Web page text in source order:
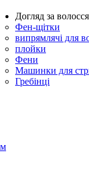
Догляд за
Фен-щітки
випрямлячі для
плойки
Фени
Машинки для
Гребінці